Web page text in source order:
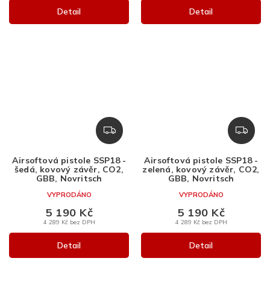
Detail Detail
Z
D
R
Airsoftová pistole SSP18 -
šedá, kovový závěr, CO2,
GBB, Novritsch
VYPRODÁNO
4 289 Kč bez DPH
5 190 Kč
Detail
Z
D
R
Airsoftová pistole SSP18 -
zelená, kovový závěr, CO2,
GBB, Novritsch
VYPRODÁNO
4 289 Kč bez DPH
5 190 Kč
Detail